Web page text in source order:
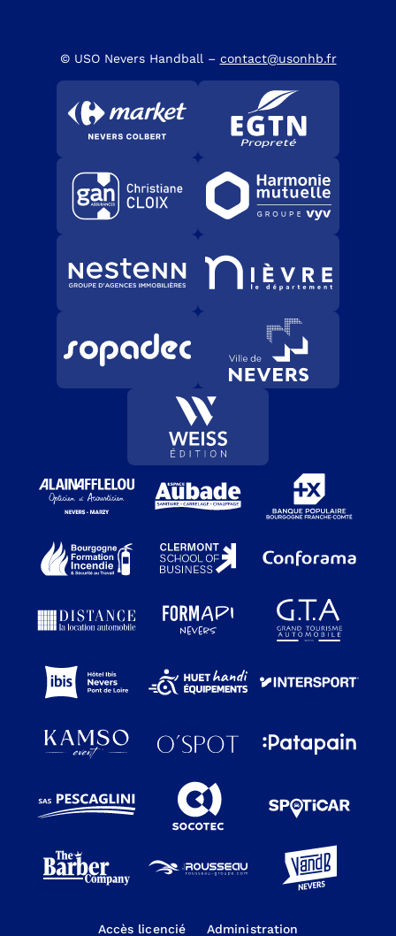
© USO Nevers Handball – contact@usonhb.fr
Accès licencié Administration